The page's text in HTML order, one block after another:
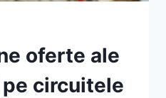
oferte ale
circuitele